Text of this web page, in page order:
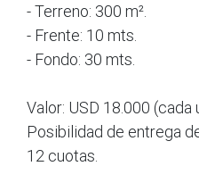
- Terreno: 300 m².
- Frente: 10 mts.
- Fondo: 30 mts.
Valor: USD 18.000 (cada
Posibilidad de entrega
12 cuotas.